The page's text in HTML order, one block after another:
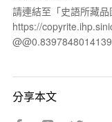
請連結至「史語所藏
https://
分享本文